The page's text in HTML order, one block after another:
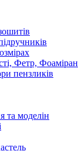
Фетр, Фоаміран
пензликів
та моделін